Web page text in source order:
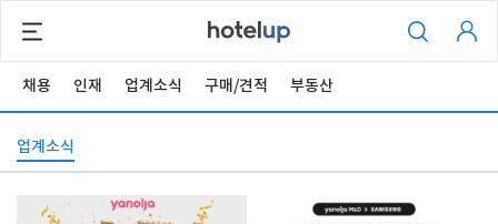
채용 인재 업계소식 구매/견적 부동산
업계소식